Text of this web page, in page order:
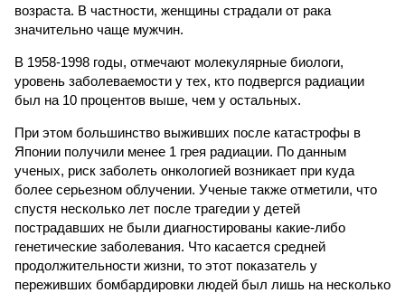
возраста. В частности, женщины страдали от рака
значительно чаще мужчин.
В 1958-1998 годы, отмечают молекулярные биологи,
уровень заболеваемости у тех, кто подвергся радиации
был на 10 процентов выше, чем у остальных.
При этом большинство выживших после катастрофы в
Японии получили менее 1 грея радиации. По данным
ученых, риск заболеть онкологией возникает при куда
более серьезном облучении. Ученые также отметили, что
спустя несколько лет после трагедии у детей
пострадавших не были диагностированы какие-либо
генетические заболевания. Что касается средней
продолжительности жизни, то этот показатель у
переживших бомбардировки людей был лишь на несколько